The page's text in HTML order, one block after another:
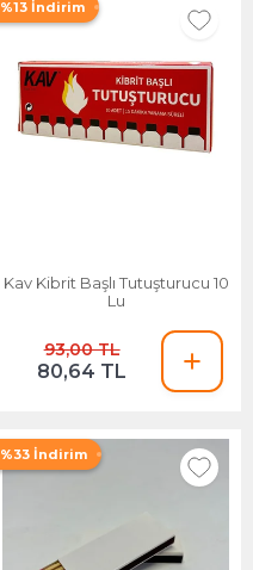
%13 İndirim
Kav Kibrit Başlı Tutuşturucu 10
Lu
93,00 TL
80,64 TL
%33 İndirim